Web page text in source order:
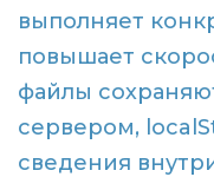
выполняет
повышает
файлы
сервером,
сведения